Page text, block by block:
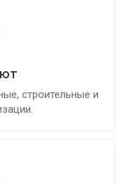
строительные и